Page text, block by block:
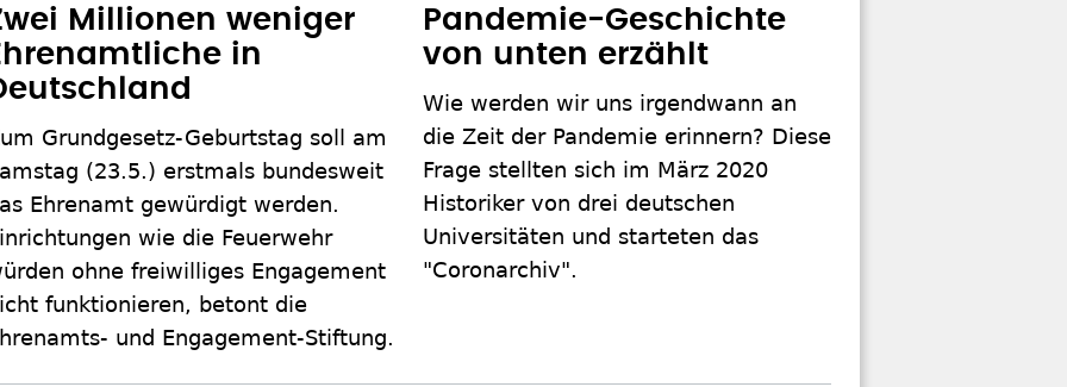
Millionen weniger
in
Grundgesetz-Geburtstag soll am
(23.5.) erstmals bundesweit
Ehrenamt gewürdigt werden.
wie die Feuerwehr
ohne freiwilliges Engagement
funktionieren, betont die
und Engagement-Stiftung.
Pandemie-Geschichte
von unten erzählt
Wie werden wir uns irgendwann an
die Zeit der Pandemie erinnern? Diese
Frage stellten sich im März 2020
Historiker von drei deutschen
Universitäten und starteten das
"Coronarchiv".